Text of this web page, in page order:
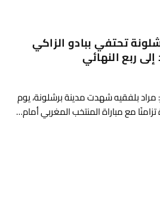
تحتفي ببادو الزاكي
ربع النهائي
وتصوير: مراد بلفقيه شهدت مدينة برشلونة، يوم
مع مباراة المنتخب المغربي أمام…